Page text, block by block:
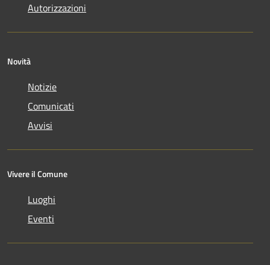
Autorizzazioni
Novità
Notizie
Comunicati
Avvisi
Vivere il Comune
Luoghi
Eventi